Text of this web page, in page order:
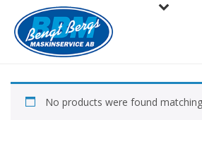
No products were found